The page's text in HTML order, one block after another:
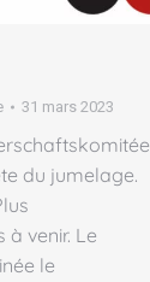
31 mars 2023
du jumelage.
à venir. Le
le